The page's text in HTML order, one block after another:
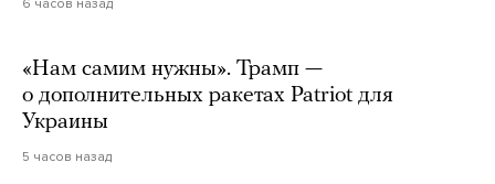
«Нам самим нужны». Трамп —
о дополнительных ракетах Patriot для
Украины
5 часов назад